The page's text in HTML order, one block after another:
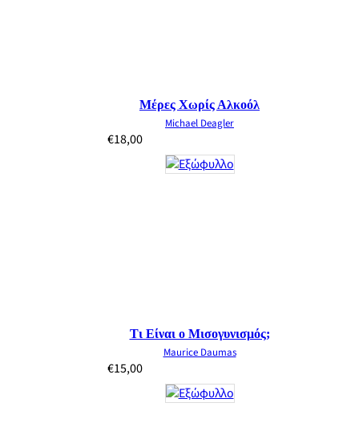
Μέρες Χωρίς Αλκοόλ
Michael Deagler
€18,00
Τι Είναι ο Μισογυνισμός;
Maurice Daumas
€15,00